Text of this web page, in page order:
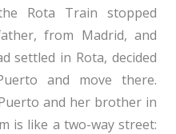
Rota Train stopped
from Madrid, and
settled in Rota, decided
and move there.
and her brother in
is like a two-way street: